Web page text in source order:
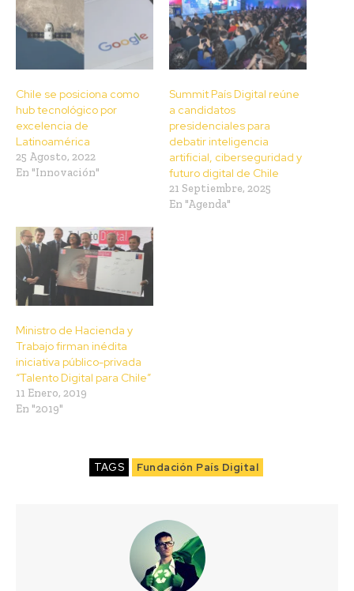
Chile se posiciona como
hub tecnológico por
excelencia de
Latinoamérica
25 Agosto, 2022
En "Innovación"
Summit País Digital reúne
a candidatos
presidenciales para
debatir inteligencia
artificial, ciberseguridad y
futuro digital de Chile
21 Septiembre, 2025
En "Agenda"
Ministro de Hacienda y
Trabajo firman inédita
iniciativa público-privada
“Talento Digital para Chile”
11 Enero, 2019
En "2019"
TAGS Fundación País Digital